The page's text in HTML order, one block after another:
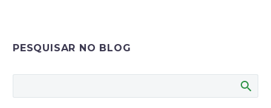
PESQUISAR NO BLOG